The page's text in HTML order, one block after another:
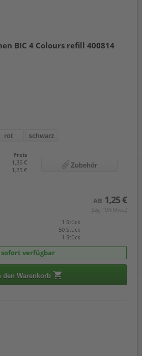
BIC 4 Colours refill 400814
rot schwarz
Preis
1,35 €
1,25 €
Zubehör
AB 1,25 €
(zzgl. 19% Mwst.)
1 Stück
50 Stück
1 Stück
sofort verfügbar
den Warenkorb